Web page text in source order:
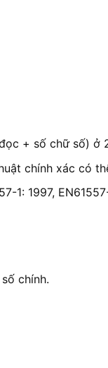
+ số chữ số) ở
chính xác có
1997,
chính.